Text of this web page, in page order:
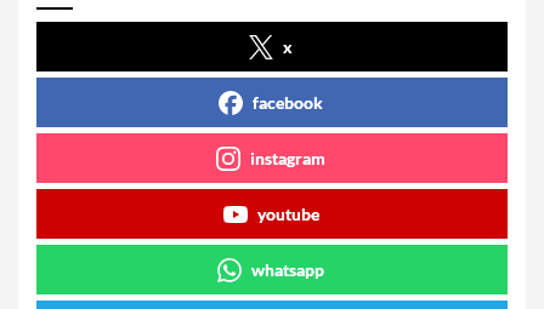
x
facebook
instagram
youtube
whatsapp